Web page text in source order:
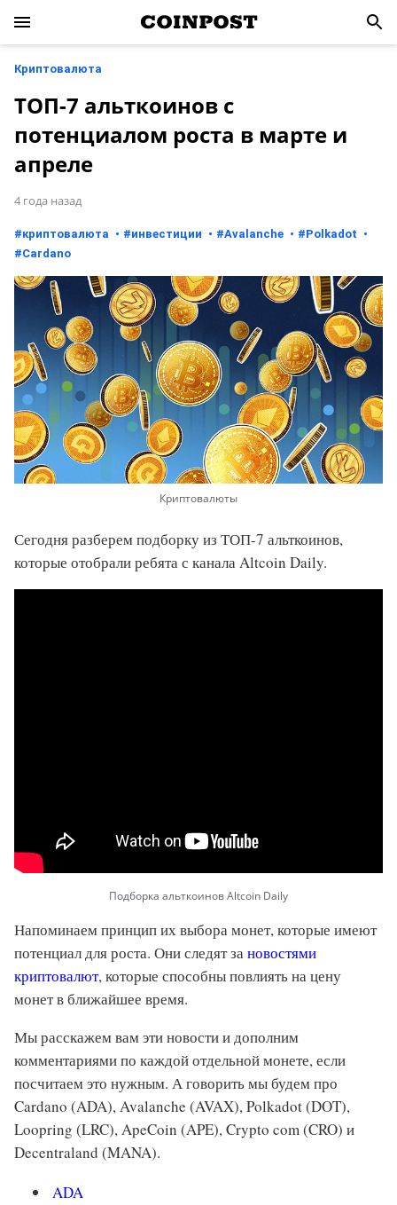
Криптовалюта
ТОП-7 альткоинов с
потенциалом роста в марте и
апреле
4 года назад
#криптовалюта #инвестиции #Avalanche #Polkadot
#Cardano
Криптовалюты
Сегодня разберем подборку из ТОП-7 альткоинов,
которые отобрали ребята с канала Altcoin Daily.
Подборка альткоинов Altcoin Daily
Напоминаем принцип их выбора монет, которые имеют
потенциал для роста. Они следят зановостями
криптовалют, которые способны повлиять на цену
монет в ближайшее время.
Мы расскажем вам эти новости и дополним
комментариями по каждой отдельной монете, если
посчитаем это нужным. А говорить мы будем про
Cardano (ADA), Avalanche (AVAX), Polkadot (DOT),
Loopring (LRC), ApeCoin (APE), Crypto com (CRO) и
Decentraland (MANA).
ADA